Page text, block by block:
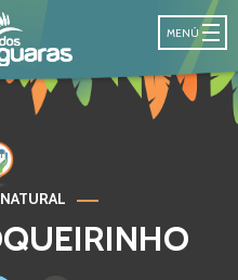
SENDA DE
MENÚ